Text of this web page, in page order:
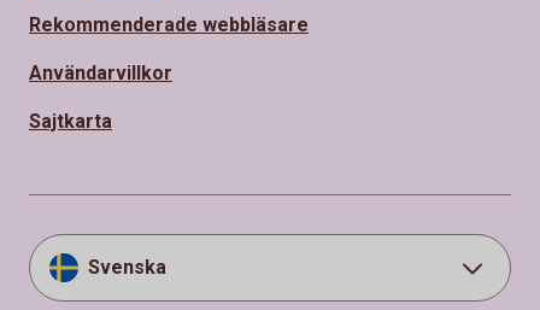
Rekommenderade webbläsare
Användarvillkor
Sajtkarta
Svenska